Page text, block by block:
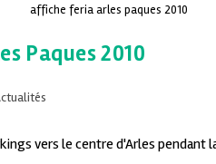
affiche feria arles paques 2010
Paques 2010
vers le centre d'Arles